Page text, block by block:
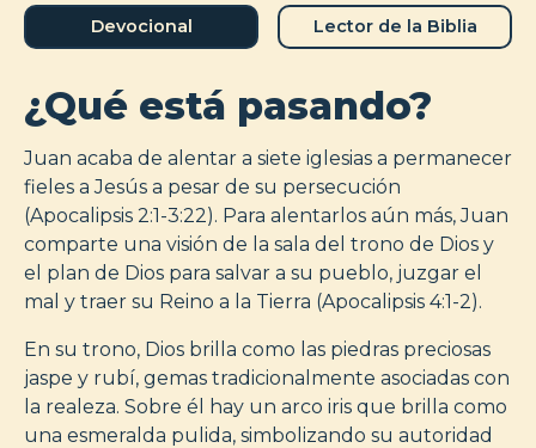
Devocional Lector de la Biblia
¿Qué está pasando?
Juan acaba de alentar a siete iglesias a permanecer
fieles a Jesús a pesar de su persecución
(Apocalipsis 2:1-3:22). Para alentarlos aún más, Juan
comparte una visión de la sala del trono de Dios y
el plan de Dios para salvar a su pueblo, juzgar el
mal y traer su Reino a la Tierra (Apocalipsis 4:1-2).
En su trono, Dios brilla como las piedras preciosas
jaspe y rubí, gemas tradicionalmente asociadas con
la realeza. Sobre él hay un arco iris que brilla como
una esmeralda pulida, simbolizando su autoridad